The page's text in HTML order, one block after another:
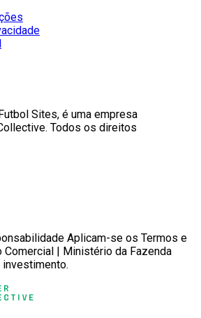
Sites, é uma empresa
Todos os direitos
Aplicam-se os Termos e
Comercial | Ministério da Fazenda